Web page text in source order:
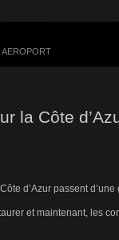
AEROPORT
la Côte
d’Azur passent d’une
et maintenant, les